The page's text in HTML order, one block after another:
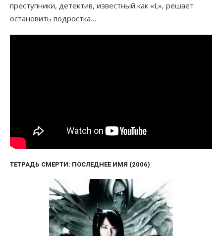
преступники, детектив, известный как «L», решает
остановить подростка…
ТЕТРАДЬ СМЕРТИ: ПОСЛЕДНЕЕ ИМЯ (2006)